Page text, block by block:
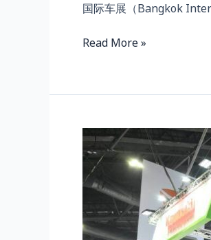
国际车展（Bangkok
Read More »
PROMOTION
from
Royal
Enfield